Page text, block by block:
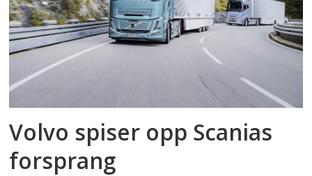
Volvo spiser opp Scanias
forsprang